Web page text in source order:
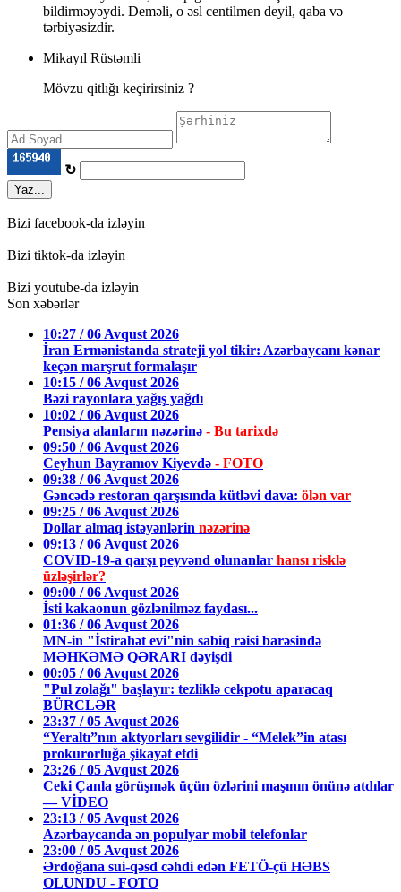
bildirməyəydi. Deməli, o əsl centilmen deyil, qaba və
tərbiyəsizdir.
Mikayıl Rüstəmli
Mövzu qitlığı keçirirsiniz ?
↻
Yaz...
Bizi facebook-da izləyin
Bizi tiktok-da izləyin
Bizi youtube-da izləyin
Son xəbərlər
10:27 / 06 Avqust 2026
İran Ermənistanda strateji yol tikir: Azərbaycanı kənar
keçən marşrut formalaşır
10:15 / 06 Avqust 2026
Bəzi rayonlara yağış yağdı
10:02 / 06 Avqust 2026
Pensiya alanların nəzərinə - Bu tarixdə
09:50 / 06 Avqust 2026
Ceyhun Bayramov Kiyevdə - FOTO
09:38 / 06 Avqust 2026
Gəncədə restoran qarşısında kütləvi dava: ölən var
09:25 / 06 Avqust 2026
Dollar almaq istəyənlərin nəzərinə
09:13 / 06 Avqust 2026
COVID-19-a qarşı peyvənd olunanlar hansı risklə
üzləşirlər?
09:00 / 06 Avqust 2026
İsti kakaonun gözlənilməz faydası...
01:36 / 06 Avqust 2026
MN-in "İstirahət evi"nin sabiq rəisi barəsində
MƏHKƏMƏ QƏRARI dəyişdi
00:05 / 06 Avqust 2026
"Pul zolağı" başlayır: tezliklə cekpotu aparacaq
BÜRCLƏR
23:37 / 05 Avqust 2026
“Yeraltı”nın aktyorları sevgilidir - “Melek”in atası
prokurorluğa şikayət etdi
23:26 / 05 Avqust 2026
Ceki Çanla görüşmək üçün özlərini maşının önünə atdılar
— VİDEO
23:13 / 05 Avqust 2026
Azərbaycanda ən populyar mobil telefonlar
23:00 / 05 Avqust 2026
Ərdoğana sui-qəsd cəhdi edən FETÖ-çü HƏBS
OLUNDU - FOTO